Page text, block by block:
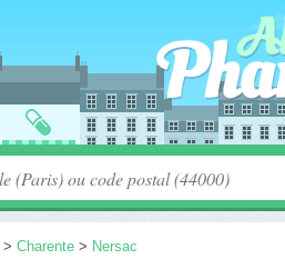
> Charente > Nersac